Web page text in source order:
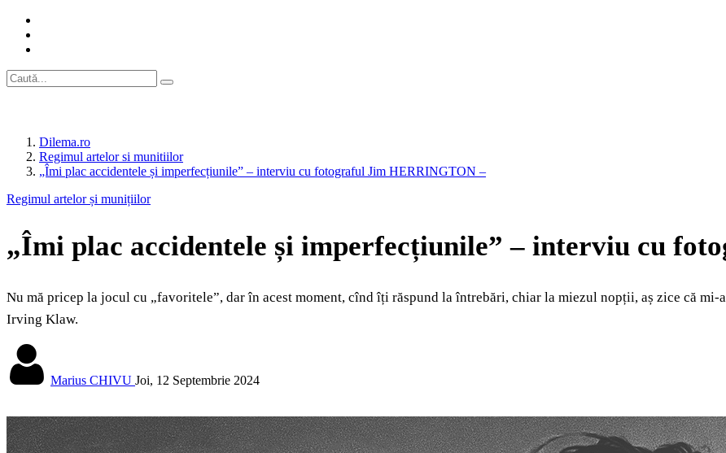
Dilema.ro
Regimul artelor si munitiilor
„Îmi plac accidentele și imperfecțiunile” – interviu cu fotograful Jim HERRINGTON –
Regimul artelor și munițiilor
„Îmi plac accidentele și imperfecțiunile” – interviu cu
Nu mă pricep la jocul cu „favoritele”, dar în acest moment, cînd îți răspund la întrebări, chiar la miezul nopții, aș zice că
Irving Klaw.
Marius CHIVU Joi, 12 Septembrie 2024